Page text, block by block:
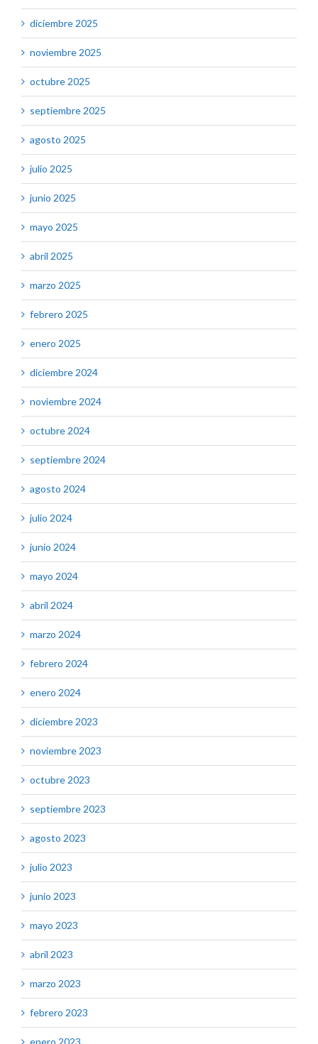
diciembre 2025
noviembre 2025
octubre 2025
septiembre 2025
agosto 2025
julio 2025
junio 2025
mayo 2025
abril 2025
marzo 2025
febrero 2025
enero 2025
diciembre 2024
noviembre 2024
octubre 2024
septiembre 2024
agosto 2024
julio 2024
junio 2024
mayo 2024
abril 2024
marzo 2024
febrero 2024
enero 2024
diciembre 2023
noviembre 2023
octubre 2023
septiembre 2023
agosto 2023
julio 2023
junio 2023
mayo 2023
abril 2023
marzo 2023
febrero 2023
enero 2023